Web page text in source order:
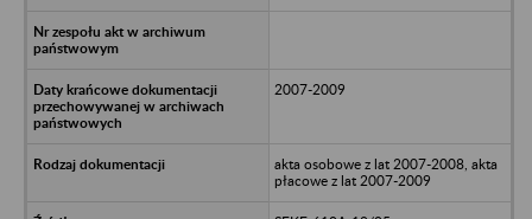
2007-2009
akta osobowe z lat 2007-2008, akta
płacowe z lat 2007-2009